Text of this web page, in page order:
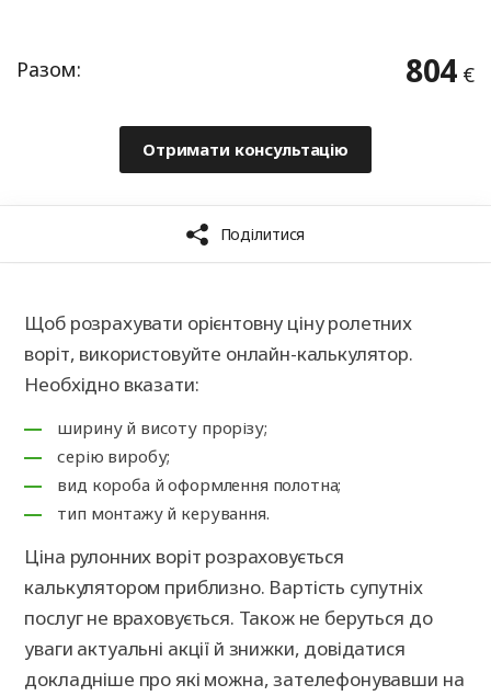
Щоб розрахувати орієнтовну ціну ролетних
воріт, використовуйте онлайн-калькулятор.
Необхідно вказати:
ширину й висоту прорізу;
серію виробу;
вид короба й оформлення полотна;
тип монтажу й керування.
Ціна рулонних воріт розраховується
калькулятором приблизно. Вартість супутніх
послуг не враховується. Також не беруться до
уваги актуальні акції й знижки, довідатися
докладніше про які можна, зателефонувавши на